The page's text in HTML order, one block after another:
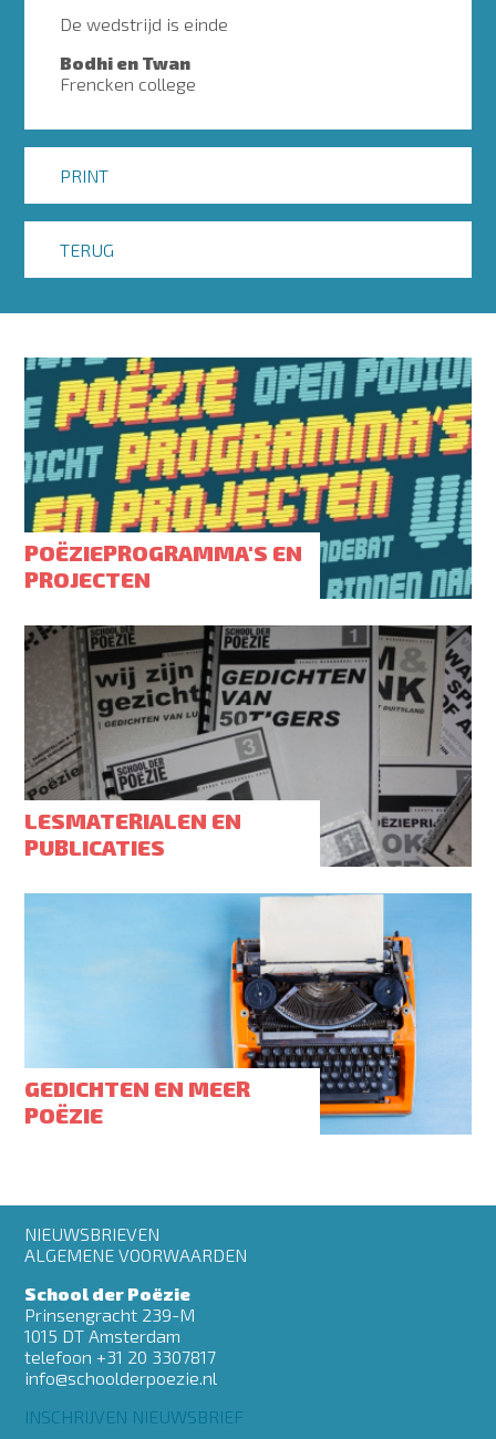
De wedstrijd is einde
Bodhi en Twan
Frencken college
PRINT
TERUG
POËZIEPROGRAMMA'S EN
PROJECTEN
LESMATERIALEN EN
PUBLICATIES
GEDICHTEN EN MEER
POËZIE
Footer
menu
NIEUWSBRIEVEN
ALGEMENE VOORWAARDEN
School der Poëzie
Prinsengracht 239-M
1015 DT Amsterdam
telefoon +31 20 3307817
info@schoolderpoezie.nl
INSCHRIJVEN NIEUWSBRIEF